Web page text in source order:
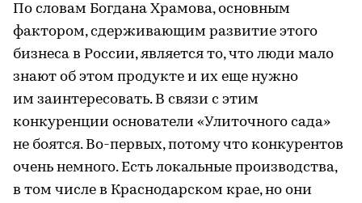
По словам Богдана Храмова, основным
фактором, сдерживающим развитие этого
бизнеса в России, является то, что люди мало
знают об этом продукте и их еще нужно
им заинтересовать. В связи с этим
конкуренции основатели «Улиточного сада»
не боятся. Во-первых, потому что конкурентов
очень немного. Есть локальные производства,
в том числе в Краснодарском крае, но они